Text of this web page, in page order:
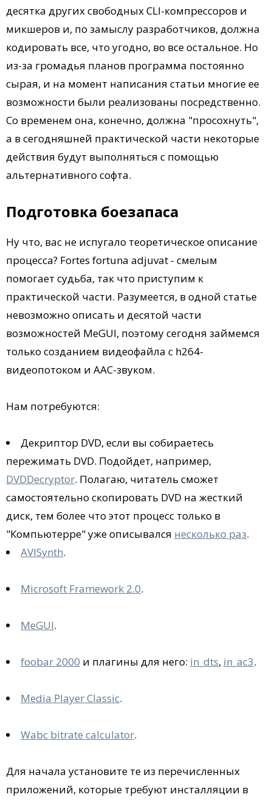
десятка других свободных CLI-компрессоров и
микшеров и, по замыслу разработчиков, должна
кодировать все, что угодно, во все остальное. Но
из-за громадья планов программа постоянно
сырая, и на момент написания статьи многие ее
возможности были реализованы посредственно.
Со временем она, конечно, должна "просохнуть",
а в сегодняшней практической части некоторые
действия будут выполняться с помощью
альтернативного софта.
Подготовка боезапаса
Ну что, вас не испугало теоретическое описание
процесса? Fortes fortuna adjuvat - смелым
помогает судьба, так что приступим к
практической части. Разумеется, в одной статье
невозможно описать и десятой части
возможностей MeGUI, поэтому сегодня займемся
только созданием видеофайла с h264-
видеопотоком и AAC-звуком.
Нам потребуются:
Декриптор DVD, если вы собираетесь
пережимать DVD. Подойдет, например,
DVDDecryptor. Полагаю, читатель сможет
самостоятельно скопировать DVD на жесткий
диск, тем более что этот процесс только в
"Компьютерре" уже описывался несколько раз.
AVISynth.
Microsoft Framework 2.0.
MeGUI.
foobar 2000 и плагины для него: in_dts, in_ac3.
Media Player Classic.
Wabc bitrate calculator.
Для начала установите те из перечисленных
приложений, которые требуют инсталляции в